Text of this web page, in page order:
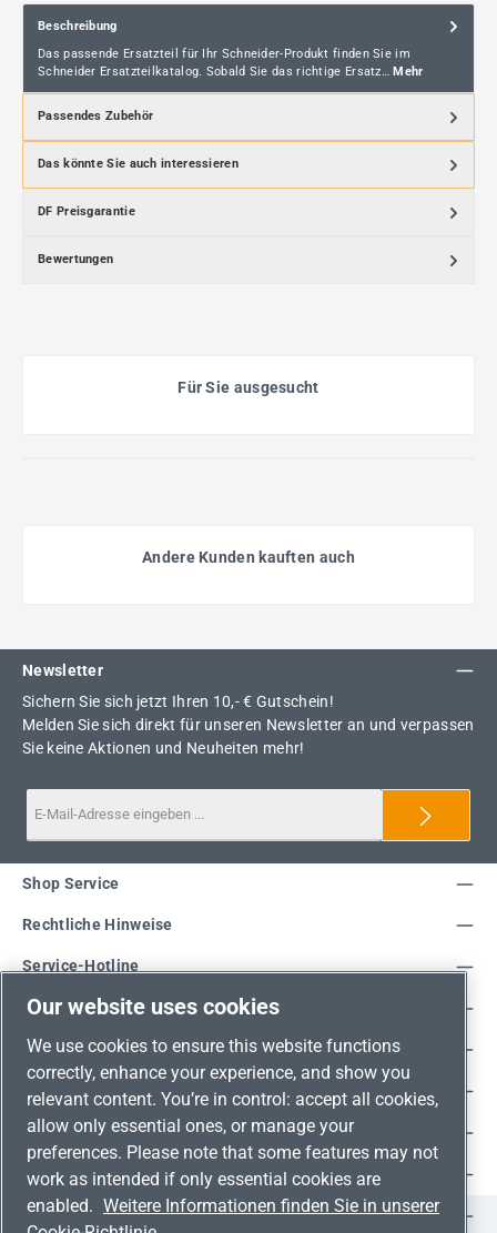
Beschreibung
Das passende Ersatzteil für Ihr Schneider-Produkt finden Sie im
Schneider Ersatzteilkatalog. Sobald Sie das richtige Ersatz…Mehr
Passendes Zubehör
Das könnte Sie auch interessieren
DF Preisgarantie
Bewertungen
Für Sie ausgesucht
Andere Kunden kauften auch
Newsletter
Sichern Sie sich jetzt Ihren 10,- € Gutschein!
Melden Sie sich direkt für unseren Newsletter an und verpassen
Sie keine Aktionen und Neuheiten mehr!
Service-Hotline
Shop Service
Rechtliche Hinweise
Unsere Vorteile
Versandarten
Zahlungsarten
Adresse
Umweltschutz & Partnerschaft
Jetzt auf Social Media folgen!
Our website uses cookies
We use cookies to ensure this website functions
correctly, enhance your experience, and show you
relevant content. You’re in control: accept all cookies,
allow only essential ones, or manage your
preferences. Please note that some features may not
work as intended if only essential cookies are
enabled. Weitere Informationen finden Sie in unserer